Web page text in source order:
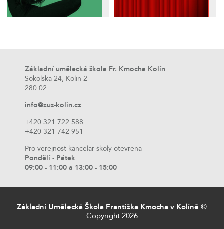
Základní umělecká škola Fr. Kmocha Kolín
Sokolská 24, Kolín 2
280 02
info@zus-kolin.cz
+420 321 722 588
+420 321 742 951
Pro veřejnost kancelář školy otevřena
Pondělí - Pátek
09:00 - 11:00 a 13:00 - 15:00
Základní Umělecká Škola Františka Kmocha v Kolíně ©
Copyright 2026